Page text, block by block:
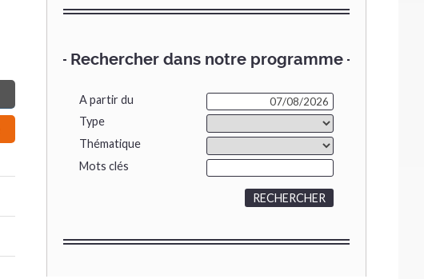
Rechercher dans notre programme
A partir du
Type
Thématique
Mots clés